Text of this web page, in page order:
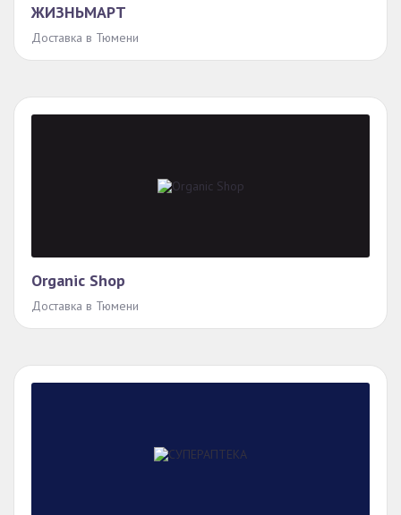
ЖИЗНЬМАРТ
Доставка в Тюмени
Organic Shop
Доставка в Тюмени